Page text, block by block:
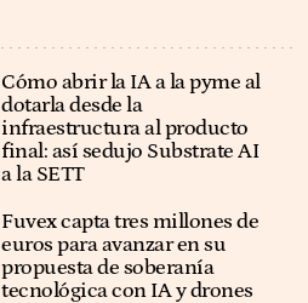
Cómo abrir la IA a la pyme al
dotarla desde la
infraestructura al producto
final: así sedujo Substrate AI
a la SETT
Fuvex capta tres millones de
euros para avanzar en su
propuesta de soberanía
tecnológica con IA y drones